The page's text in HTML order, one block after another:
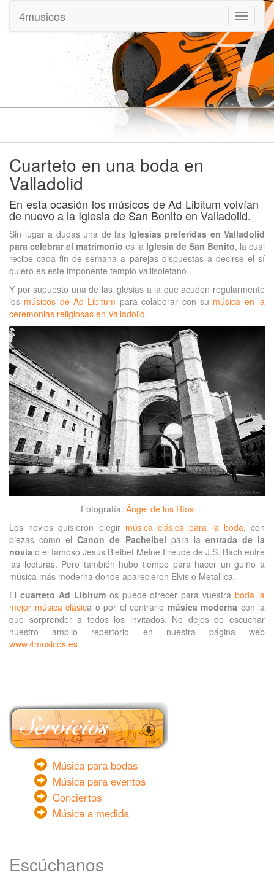
Mostrar
menu
4musicos
Cuarteto en una boda en
Valladolid
En esta ocasión los músicos de Ad Libitum volvían
de nuevo a la Iglesia de San Benito en Valladolid.
Sin lugar a dudas una de las Iglesias preferidas en Valladolid
para celebrar el matrimonio es la Iglesia de San Benito, la cual
recibe cada fin de semana a parejas dispuestas a decirse el sí
quiero es este imponente templo vallisoletano.
Y por supuesto una de las iglesias a la que acuden regularmente
los músicos de Ad Libitum para colaborar con su música en la
ceremonias religiosas en Valladolid.
Fotografía: Ángel de los Ríos
Los novios quisieron elegir música clásica para la boda, con
piezas como el Canon de Pachelbel para laentrada de la
novia o el famoso Jesus Bleibet Meine Freude de J.S. Bach entre
las lecturas. Pero también hubo tiempo para hacer un guiño a
música más moderna donde aparecieron Elvis o Metallica.
El cuarteto Ad Libitumos puede ofrecer para vuestraboda la
mejor música clásica o por el contrario música moderna con la
que sorprender a todos los invitados. No dejes de escuchar
nuestro amplio repertorio en nuestra página web
www.4musicos.es
Música para bodas
Música para eventos
Conciertos
Música a medida
Escúchanos